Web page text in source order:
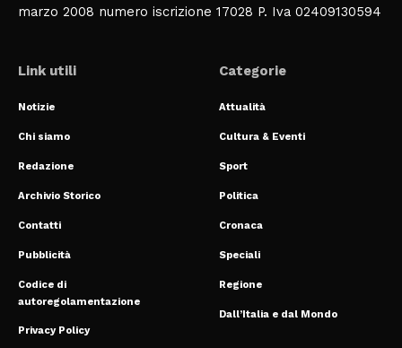
marzo 2008 numero iscrizione 17028 P. Iva 02409130594
Link utili
Notizie
Chi siamo
Redazione
Archivio Storico
Contatti
Pubblicità
Codice di
autoregolamentazione
Privacy Policy
Categorie
Attualità
Cultura & Eventi
Sport
Politica
Cronaca
Speciali
Regione
Dall’Italia e dal Mondo